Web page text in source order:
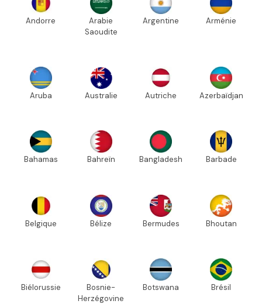
Andorre
Arabie
Saoudite
Argentine Arménie
Aruba Australie Autriche Azerbaïdjan
Bahamas Bahreïn Bangladesh Barbade
Belgique Bélize Bermudes Bhoutan
Biélorussie
Bosnie-
Herzégovine
Botswana Brésil